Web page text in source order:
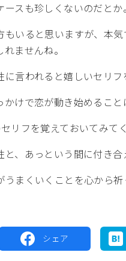
スも珍しくないのだとか。
もいると思いますが、本
ませんね。
言われると嬉しいセリフ
けで恋が動き始めること
リフを覚えておいてみて
、あっという間に付き合
まくいくことを心から祈